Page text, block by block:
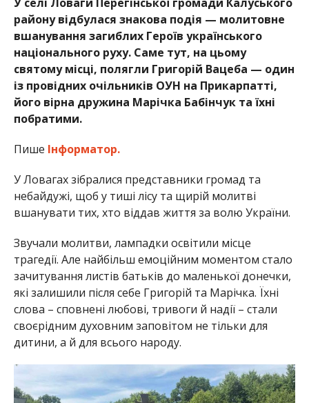
району відбулася знакова подія — молитовне
вшанування загиблих Героїв українського
національного руху. Саме тут, на цьому
святому місці, полягли Григорій Вацеба — один
із провідних очільників ОУН на Прикарпатті,
його вірна дружина Марічка Бабінчук та їхні
побратими.
Пише Інформатор.
У Ловагах зібралися представники громад та
небайдужі, щоб у тиші лісу та щирій молитві
вшанувати тих, хто віддав життя за волю України.
Звучали молитви, лампадки освітили місце
трагедії. Але найбільш емоційним моментом стало
зачитування листів батьків до маленької донечки,
які залишили після себе Григорій та Марічка. Їхні
слова – сповнені любові, тривоги й надії – стали
своєрідним духовним заповітом не тільки для
дитини, а й для всього народу.